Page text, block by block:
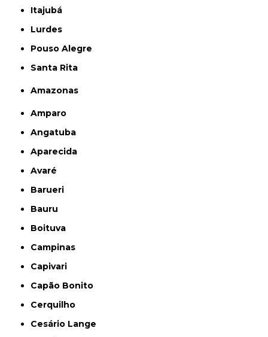
Itajubá
Lurdes
Pouso Alegre
Santa Rita
Amazonas
Amparo
Angatuba
Aparecida
Avaré
Barueri
Bauru
Boituva
Campinas
Capivari
Capão Bonito
Cerquilho
Cesário Lange